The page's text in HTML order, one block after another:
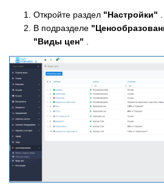
Откройте раздел "Настройки"
В подразделе
"Виды цен"